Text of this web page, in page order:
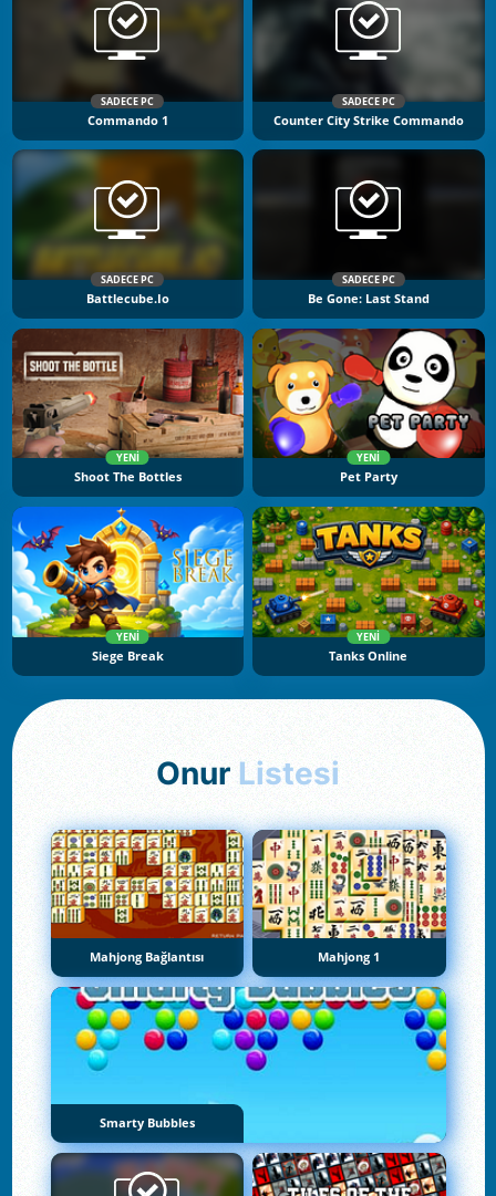
SADECE PC
Commando 1
SADECE PC
Counter City Strike Commando
SADECE PC
Battlecube.io
SADECE PC
Be Gone: Last Stand
YENI
Shoot The Bottles
YENI
Pet Party
YENI
Siege Break
YENI
Tanks Online
Onur Listesi
Mahjong Bağlantısı Mahjong 1
Smarty Bubbles